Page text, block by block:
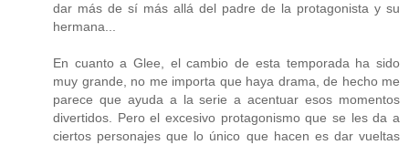
dar más de sí más allá del padre de la protagonista y su
hermana...
En cuanto a Glee, el cambio de esta temporada ha sido
muy grande, no me importa que haya drama, de hecho me
parece que ayuda a la serie a acentuar esos momentos
divertidos. Pero el excesivo protagonismo que se les da a
ciertos personajes que lo único que hacen es dar vueltas